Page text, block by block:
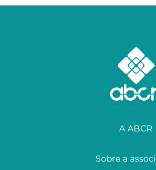
A ABCR
Sobre a